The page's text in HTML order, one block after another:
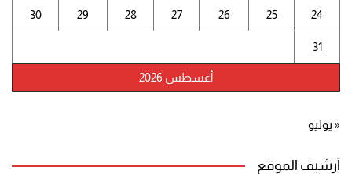
أغسطس 2026
24
25
26
27
28
29
30
31
« يوليو
أرشيف الموقع